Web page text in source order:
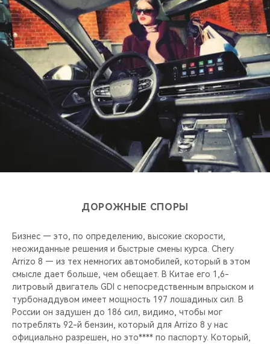
ДОРОЖНЫЕ СПОРЫ
Бизнес — это, по определению, высокие скорости,
неожиданные решения и быстрые смены курса. Chery
Arrizo 8 — из тех немногих автомобилей, который в этом
смысле дает больше, чем обещает. В Китае его 1,6-
литровый двигатель GDI с непосредственным впрыском и
турбонаддувом имеет мощность 197 лошадиных сил. В
России он задушен до 186 сил, видимо, чтобы мог
потреблять 92-й бензин, который для Arrizo 8 у нас
официально разрешен, но это**** по паспорту. Который,